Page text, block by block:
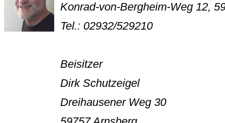
Beisitzer
Dirk Schutzeigel
Dreihausener Weg 30
Konrad-von-Bergheim-Weg 12,
Tel.: 02932/529210